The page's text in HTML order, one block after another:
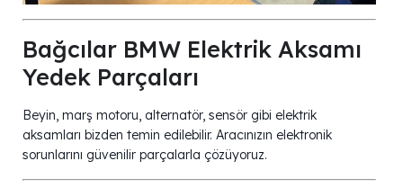
Bağcılar BMW Elektrik Aksamı
Yedek Parçaları
Beyin, marş motoru, alternatör, sensör gibi elektrik
aksamları bizden temin edilebilir. Aracınızın elektronik
sorunlarını güvenilir parçalarla çözüyoruz.